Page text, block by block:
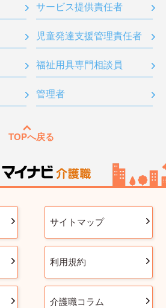
サービス提供責任者
児童発達支援管理責任者
福祉用具専門相談員
管理者
TOPへ戻る
サイトマップ
利用規約
介護職コラム